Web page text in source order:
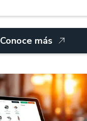
Conoce más